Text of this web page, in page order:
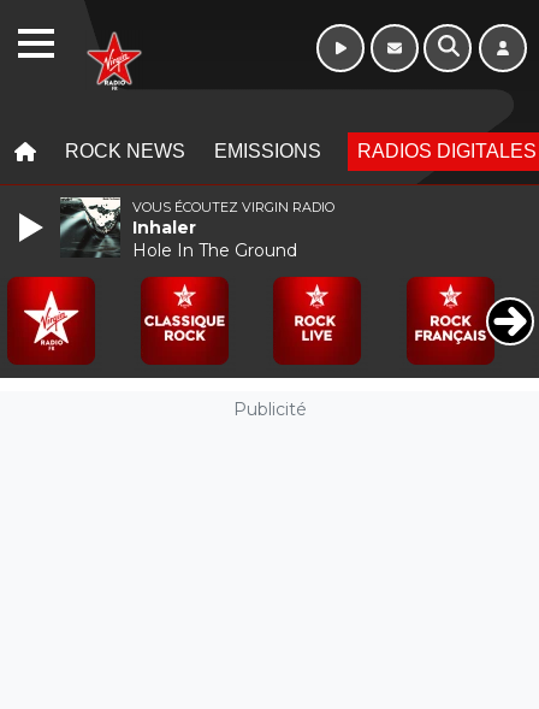
ROCK NEWS EMISSIONS RADIOS DIGITALES
Publicité
VOUS ÉCOUTEZ VIRGIN RADIO
Inhaler
Hole In The Ground
WEBRADIO Morning - 6h à 10h